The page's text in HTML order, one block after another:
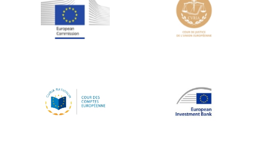
Jean-Louis Schiltz
Jean-Victor Louis
Johnny Åkerholm